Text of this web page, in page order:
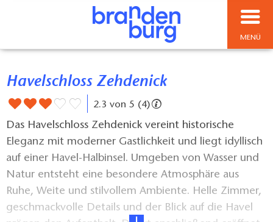
MENÜ
Havelschloss Zehdenick
2.3 von 5 (4)
Das Havelschloss Zehdenick vereint historische
Eleganz mit moderner Gastlichkeit und liegt idyllisch
auf einer Havel-Halbinsel. Umgeben von Wasser und
Natur entsteht eine besondere Atmosphäre aus
Ruhe, Weite und stilvollem Ambiente. Helle Zimmer,
geschmackvolle Details und der Blick auf die Havel